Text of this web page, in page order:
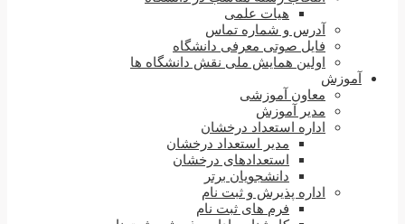
هیات علمی
آدرس و شماره تماس
فایل صوتی معرفی دانشگاه
اولین همایش ملی نقش دانشگاه ها
آموزش
معاون آموزشی
مدیر آموزش
اداره استعداد درخشان
مدیر استعداد درخشان
استعدادهای درخشان
دانشجویان برتر
اداره پذیرش و ثبت نام
فرم های ثبت نام